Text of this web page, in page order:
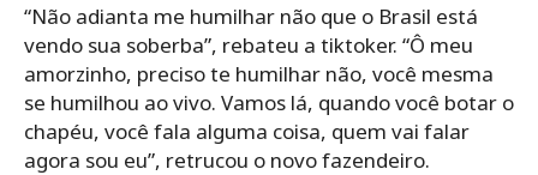
“Não adianta me humilhar não que o Brasil está
vendo sua soberba”, rebateu a tiktoker. “Ô meu
amorzinho, preciso te humilhar não, você mesma
se humilhou ao vivo. Vamos lá, quando você botar o
chapéu, você fala alguma coisa, quem vai falar
agora sou eu”, retrucou o novo fazendeiro.